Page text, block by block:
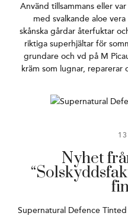
Använd tillsammans eller
med svalkande aloe
skånska gårdar återfuktar
riktiga superhjältar för
grundare och vd på M
kräm som lugnar,
Nyhet
Supernatural Defence